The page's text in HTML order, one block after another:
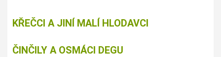
KŘEČCI A JINÍ MALÍ HLODAVCI
ČINČILY A OSMÁCI DEGU